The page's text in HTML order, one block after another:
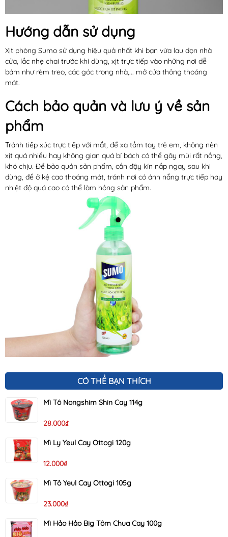
Hướng dẫn sử dụng
Xịt phòng Sumo sử dụng hiệu quả nhất khi bạn vừa lau dọn nhà
cửa, lắc nhẹ chai trước khi dùng, xịt trực tiếp vào những nơi dễ
bám như rèm treo, các góc trong nhà,... mở cửa thông thoáng
mát.
Cách bảo quản và lưu ý về sản
phẩm
Tránh tiếp xúc trực tiếp với mắt, để xa tầm tay trẻ em, không nên
xịt quá nhiều hay không gian quá bí bách có thể gây mùi rất nồng,
khó chịu. Để bảo quản sản phẩm, cần đậy kín nắp ngay sau khi
dùng, để ở kệ cao thoáng mát, tránh nơi có ánh nắng trực tiếp hay
nhiệt độ quá cao có thể làm hỏng sản phẩm.
CÓ THỂ BẠN THÍCH
Mì Tô Nongshim Shin Cay 114g
28.000₫
Mì Ly Yeul Cay Ottogi 120g
12.000₫
Mì Tô Yeul Cay Ottogi 105g
23.000₫
Mì Hảo Hảo Big Tôm Chua Cay 100g